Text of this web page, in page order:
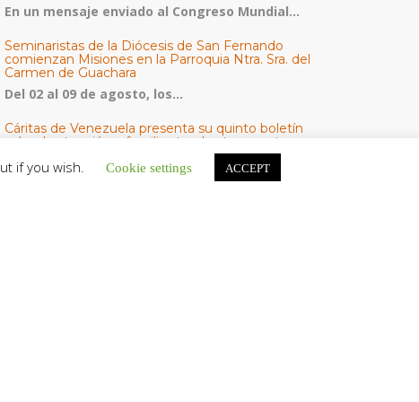
En un mensaje enviado al Congreso Mundial...
Seminaristas de la Diócesis de San Fernando
comienzan Misiones en la Parroquia Ntra. Sra. del
Carmen de Guachara
Del 02 al 09 de agosto, los...
Cáritas de Venezuela presenta su quinto boletín
sobre la atención a familias tras los terremotos
Cáritas de Venezuela publicó este martes 4...
if you wish. Cookie settings ACCEPT